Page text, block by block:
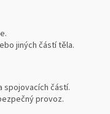
jiných částí těla.
spojovacích částí.
provoz.